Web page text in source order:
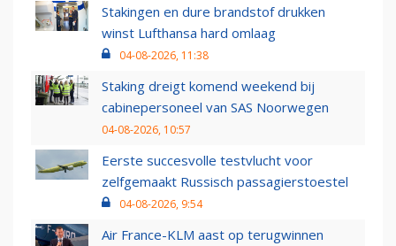
Stakingen en dure brandstof drukken
winst Lufthansa hard omlaag
04-08-2026, 11:38
Staking dreigt komend weekend bij
cabinepersoneel van SAS Noorwegen
04-08-2026, 10:57
Eerste succesvolle testvlucht voor
zelfgemaakt Russisch passagierstoestel
04-08-2026, 9:54
Air France-KLM aast op terugwinnen